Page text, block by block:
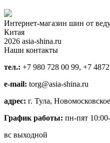
Интернет-магазин шин от
Китая
2026 asia-shina.ru
Наши контакты
тел.: +7 980 728 00 99, +7
e-mail: torg@asia-shina.ru
адрес: г. Тула,
График работы: пн-пят
вс выходной